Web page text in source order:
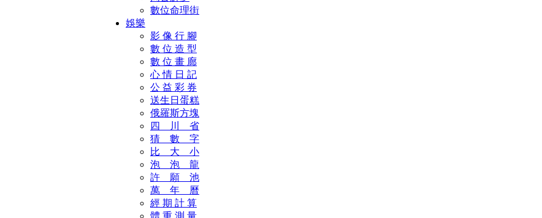
數位命理街
娛樂
影 像 行 腳
數 位 造 型
數 位 畫 廊
心 情 日 記
公 益 彩 券
送生日蛋糕
俄羅斯方塊
四 川 省
猜 數 字
比 大 小
泡 泡 龍
許 願 池
萬 年 曆
經 期 計 算
體 重 測 量